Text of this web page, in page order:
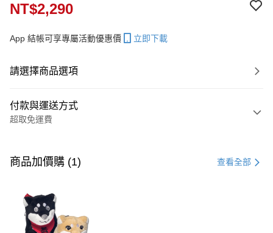
NT$2,290
App 結帳可享專屬活動優惠價 立即下載
請選擇商品選項
付款與運送方式
超取免運費
信用卡一次付款
LINE Pay
AFTEE先享後付
商品加價購 (1) 查看全部